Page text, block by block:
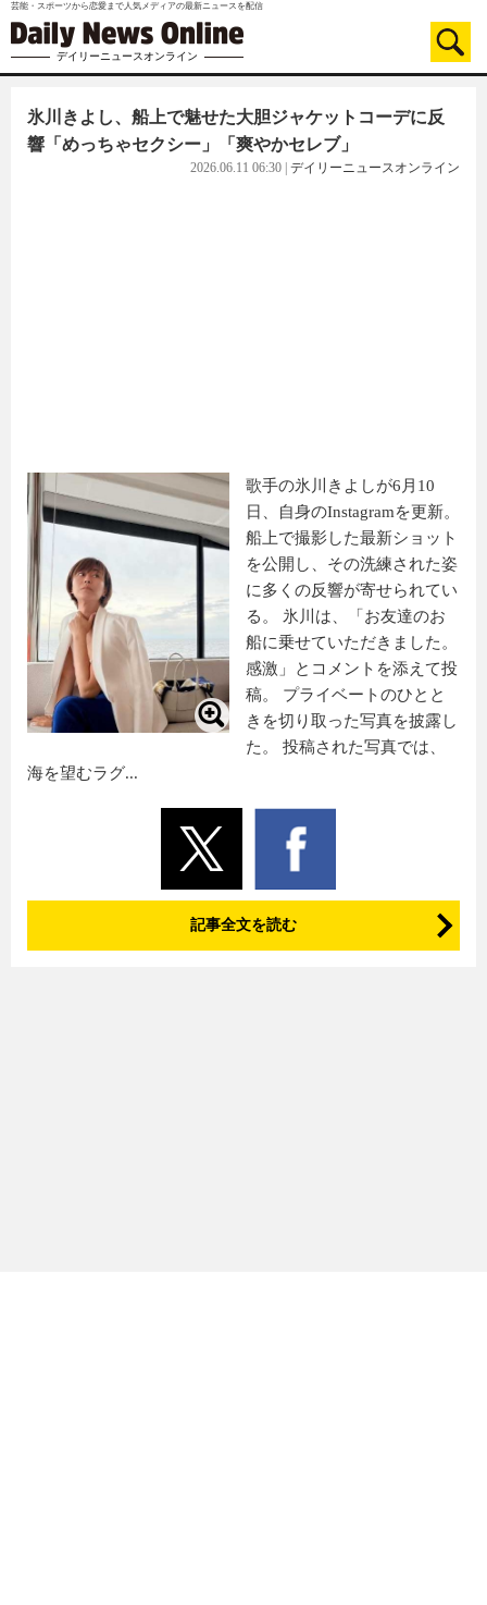
芸能・スポーツから恋愛まで人気メディアの最新ニュースを配信
デイリーニュースオンライン
氷川きよし、船上で魅せた大胆ジャケットコーデに反
響「めっちゃセクシー」「爽やかセレブ」
2026.06.11 06:30 デイリーニュースオンライン
歌手の氷川きよしが6月10
日、自身のInstagramを更新。
船上で撮影した最新ショット
を公開し、その洗練された姿
に多くの反響が寄せられてい
る。 氷川は、「お友達のお
船に乗せていただきました。
感激」とコメントを添えて投
稿。 プライベートのひとと
きを切り取った写真を披露し
た。 投稿された写真では、
海を望むラグ...
記事全文を読む